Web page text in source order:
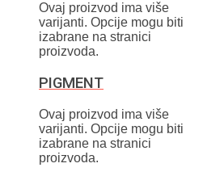
Ovaj proizvod ima više
varijanti. Opcije mogu biti
izabrane na stranici
proizvoda.
PIGMENT
Ovaj proizvod ima više
varijanti. Opcije mogu biti
izabrane na stranici
proizvoda.